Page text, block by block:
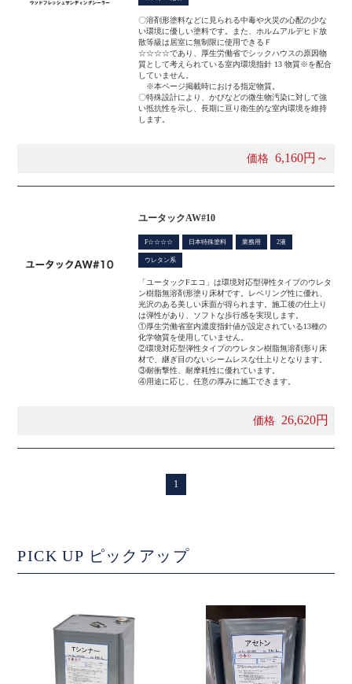
〇溶剤形塗料などに見られる中毒や火災の心配の少な
い環境に優しい塗料です。また、ホルムアルデヒド放
散等級は居室に無制限に使用できるＦ
☆☆☆☆であり、厚生労働省でシックハウスの原因物
質として考えられている室内環境指針 13 物質※を配合
していません。
※本ページ掲載時における指定物質。
〇特殊設計により、かびなどの微生物汚染に対して強
い抵抗性を示し、長期に亘り衛生的な室内環境を維持
します。
価格 6,160円～
ユータックAW#10
F☆☆☆☆ 日本特殊塗料 業務用 2液
ウレタン系
「ユータックFエコ」は環境対応型弾性タイプのウレタ
ン樹脂無溶剤形塗り床材です。レベリング性に優れ、
光沢のある美しい床面が得られます。施工後の仕上り
は弾性があり、ソフトな歩行感を実現します。
①厚生労働省室内濃度指針値が設定されている13種の
化学物質を使用していません。
②環境対応型弾性タイプのウレタン樹脂無溶剤形り床
材で、継ぎ目のないシームレスな仕上りとなります。
③耐衝撃性、耐摩耗性に優れています。
④用途に応じ、任意の厚みに施工できます。
価格 26,620円
1
PICK UP ピックアップ